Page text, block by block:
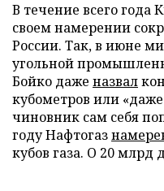
В течение всего года
своем намерении
России. Так, в июне
угольной
Бойко даже назвал
кубометров или
чиновник сам себя
году Нафтогаз
кубов газа. О 20 млрд